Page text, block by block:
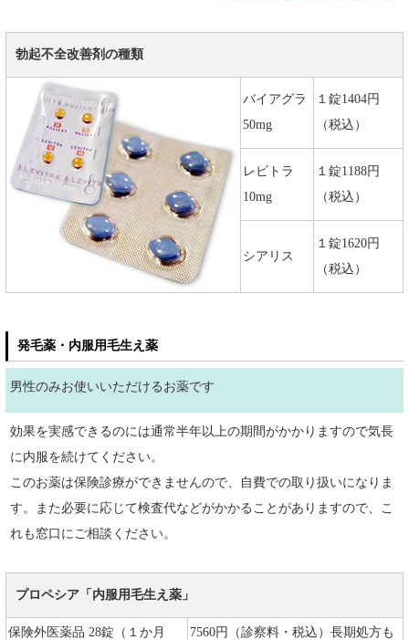
勃起不全改善剤の種類
バイアグラ
50mg
１錠1404円
（税込）
レビトラ
10mg
１錠1188円
（税込）
シアリス
１錠1620円
（税込）
発毛薬・内服用毛生え薬
男性のみお使いいただけるお薬です
効果を実感できるのには通常半年以上の期間がかかりますので気長
に内服を続けてください。
このお薬は保険診療ができませんので、自費での取り扱いになりま
す。また必要に応じて検査代などがかかることがありますので、こ
れも窓口にご相談ください。
プロペシア「内服用毛生え薬」
保険外医薬品 28錠（１か月
7560円（診察料・税込）長期処方も